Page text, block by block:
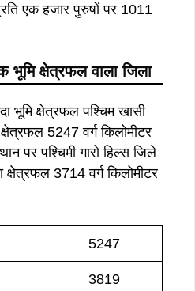
एक हजार पुरुषों पर 1011
क्षेत्रफल वाला जिला
भूमि क्षेत्रफल पश्चिम खासी
5247 वर्ग किलोमीटर
पर पश्चिमी गारो हिल्स जिले
3714 वर्ग किलोमीटर
5247
3819